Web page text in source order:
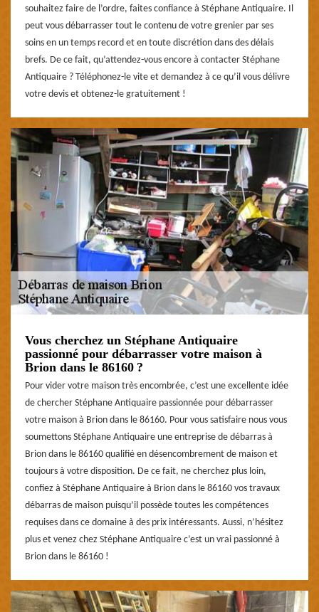
souhaitez faire de l’ordre, faites confiance à Stéphane Antiquaire. Il
peut vous débarrasser tout le contenu de votre grenier par ses
soins en un temps record et en toute discrétion dans des délais
brefs. De ce fait, qu’attendez-vous encore à contacter Stéphane
Antiquaire ? Téléphonez-le vite et demandez à ce qu’il vous délivre
votre devis et obtenez-le gratuitement !
Vous cherchez un Stéphane Antiquaire
passionné pour débarrasser votre maison à
Brion dans le 86160 ?
Pour vider votre maison très encombrée, c’est une excellente idée
de chercher Stéphane Antiquaire passionnée pour débarrasser
votre maison à Brion dans le 86160. Pour vous satisfaire nous vous
soumettons Stéphane Antiquaire une entreprise de débarras à
Brion dans le 86160 qualifié en désencombrement de maison et
toujours à votre disposition. De ce fait, ne cherchez plus loin,
confiez à Stéphane Antiquaire à Brion dans le 86160 vos travaux
débarras de maison puisqu’il possède toutes les compétences
requises dans ce domaine à des prix intéressants. Aussi, n’hésitez
plus et venez chez Stéphane Antiquaire c’est un vrai passionné à
Brion dans le 86160 !